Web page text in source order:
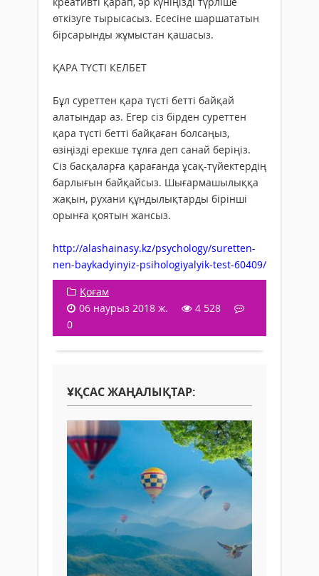
өткізуге тырысасыз. Есесіне шаршататын
бірсарынды жұмыстан қашасыз.
ҚАРА ТҮСТІ КЕЛБЕТ
Бұл суреттен қара түсті бетті байқай
алатындар аз. Егер сіз бірден суреттен
қара түсті бетті байқаған болсаңыз,
өзіңізді ерекше тұлға деп санай беріңіз.
Сіз басқаларға қарағанда ұсақ-түйектердің
барлығын байқайсыз. Шығармашылыққа
жақын, рухани құндылықтарды бірінші
орынға қоятын жансыз.
http://alashainasy.kz/psychology/suretten-
nen-baykadyinyiz-psihologiyalyik-test-60409/
Қоғам
06 наурыз 2018 ж.
4 528
0
ҰҚСАС ЖАҢАЛЫҚТАР: